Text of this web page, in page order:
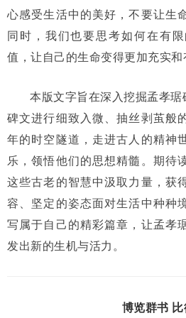
心感受生活中的美好，不要让生
同时，我们也要思考如何在有
值，让自己的生命变得更加充实和
本版文字旨在深入挖掘孟孝
碑文进行细致入微、抽丝剥茧般
年的时空隧道，走进古人的精神
乐，领悟他们的思想精髓。期待
这些古老的智慧中汲取力量，获
容、坚定的姿态面对生活中种种
写属于自己的精彩篇章，让孟孝
发出新的生机与活力。
博览群书